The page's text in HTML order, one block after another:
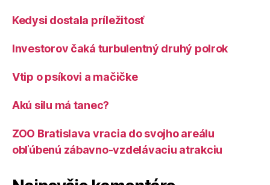
Kedysi dostala príležitosť
Investorov čaká turbulentný druhý polrok
Vtip o psíkovi a mačičke
Akú silu má tanec?
ZOO Bratislava vracia do svojho areálu
obľúbenú zábavno-vzdelávaciu atrakciu